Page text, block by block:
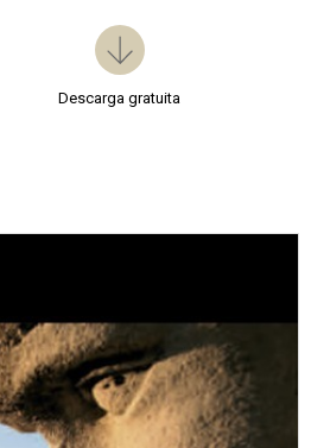
Descarga gratuita